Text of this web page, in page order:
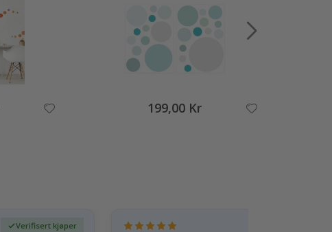
199,00 Kr
Verifisert kjøper